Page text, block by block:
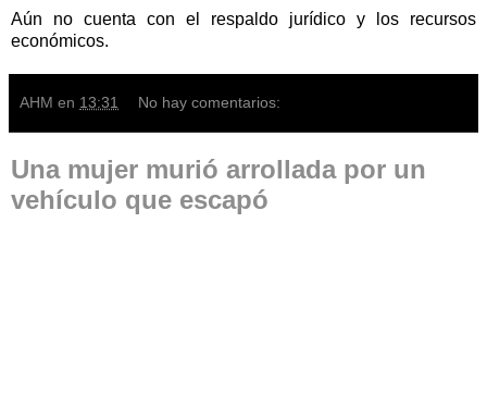
Aún no cuenta con el respaldo jurídico y los recursos
económicos.
AHM en 13:31 No hay comentarios:
Una mujer murió arrollada por un
vehículo que escapó